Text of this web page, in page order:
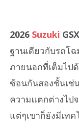
2026 Suzuki
ฐานเดียวกับรถโ
ภายนอกที่เต็มไป
ซ้อนกันสองชั้นเช่
ความแตกต่างไป
แต่ๆเขาก็ยังมีเท